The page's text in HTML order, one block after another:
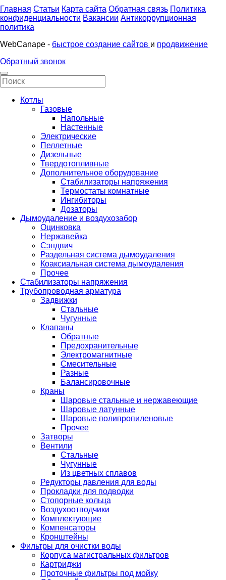
Главная Статьи Карта сайта Обратная связь Политика
конфиденциальности Вакансии Антикоррупционная
политика
WebCanape - быстрое создание сайтов и продвижение
Обратный звонок
Котлы
Газовые
Напольные
Настенные
Электрические
Пеллетные
Дизельные
Твердотопливные
Дополнительное оборудование
Стабилизаторы напряжения
Термостаты комнатные
Ингибиторы
Дозаторы
Дымоудаление и воздухозабор
Оцинковка
Нержавейка
Сэндвич
Раздельная система дымоудаления
Коаксиальная система дымоудаления
Прочее
Стабилизаторы напряжения
Трубопроводная арматура
Задвижки
Стальные
Чугунные
Клапаны
Обратные
Предохранительные
Электромагнитные
Смесительные
Разные
Балансировочные
Краны
Шаровые стальные и нержавеющие
Шаровые латунные
Шаровые полипропиленовые
Прочее
Затворы
Вентили
Стальные
Чугунные
Из цветных сплавов
Редукторы давления для воды
Прокладки для подводки
Стопорные кольца
Воздухоотводчики
Комплектующие
Компенсаторы
Кронштейны
Фильтры для очистки воды
Корпуса магистральных фильтров
Картриджи
Проточные фильтры под мойку